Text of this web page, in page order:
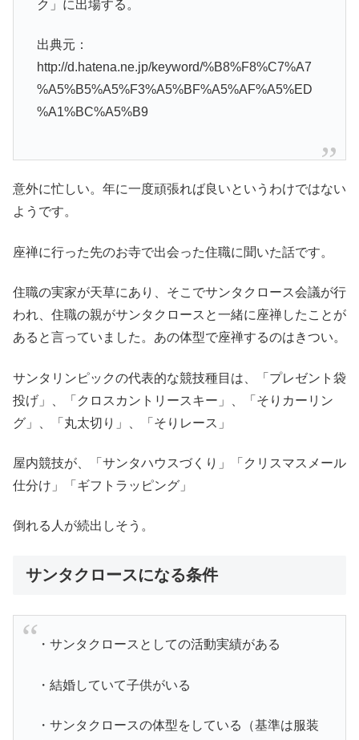
ク」に出場する。
出典元：
http://d.hatena.ne.jp/keyword/%B8%F8%C7%A7
%A5%B5%A5%F3%A5%BF%A5%AF%A5%ED
%A1%BC%A5%B9
意外に忙しい。年に一度頑張れば良いというわけではない
ようです。
座禅に行った先のお寺で出会った住職に聞いた話です。
住職の実家が天草にあり、そこでサンタクロース会議が行
われ、住職の親がサンタクロースと一緒に座禅したことが
あると言っていました。あの体型で座禅するのはきつい。
サンタリンピックの代表的な競技種目は、「プレゼント袋
投げ」、「クロスカントリースキー」、「そりカーリン
グ」、「丸太切り」、「そりレース」
屋内競技が、「サンタハウスづくり」「クリスマスメール
仕分け」「ギフトラッピング」
倒れる人が続出しそう。
サンタクロースになる条件
・サンタクロースとしての活動実績がある
・結婚していて子供がいる
・サンタクロースの体型をしている（基準は服装